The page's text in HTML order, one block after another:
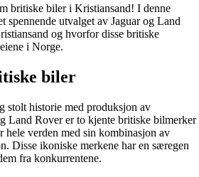
britiske biler i Kristiansand! I denne
spennende utvalget av Jaguar og Land
og hvorfor disse britiske
i Norge.
biler
stolt historie med produksjon av
Land Rover er to kjente britiske bilmerker
hele verden med sin kombinasjon av
Disse ikoniske merkene har en særegen
fra konkurrentene.